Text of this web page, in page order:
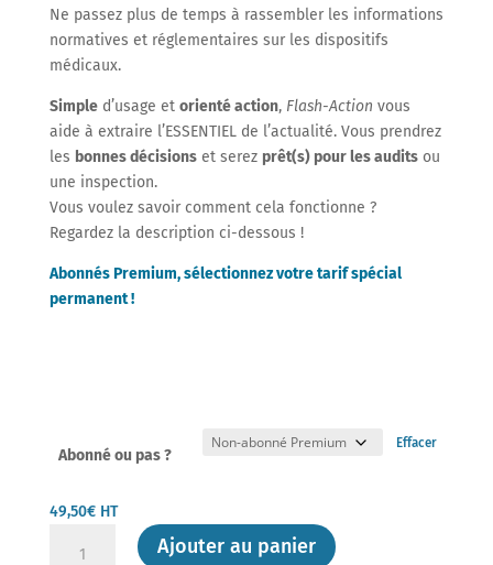
Ne passez plus de temps à rassembler les informations
normatives et réglementaires sur les dispositifs
médicaux.
Simpled’usage et orienté action, Flash-Action vous
aide à extraire l’ESSENTIEL de l’actualité. Vous prendrez
les bonnes décisionset serez prêt(s) pour les auditsou
une inspection.
Vous voulez savoir comment cela fonctionne ?
Regardez la description ci-dessous !
Abonnés Premium, sélectionnez votre tarif spécial
permanent !
Abonné ou pas ?
Effacer
49,50€ HT
Ajouter au panier